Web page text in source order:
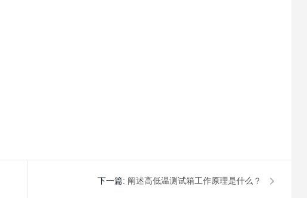
下一篇: 阐述高低温测试箱工作原理是什么？